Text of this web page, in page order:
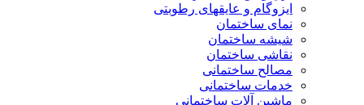
ایزوگام و عایقهای رطوبتی
نمای ساختمان
شیشه ساختمان
نقاشی ساختمان
مصالح ساختمانی
خدمات ساختمانی
ماشین آلات ساختمانی